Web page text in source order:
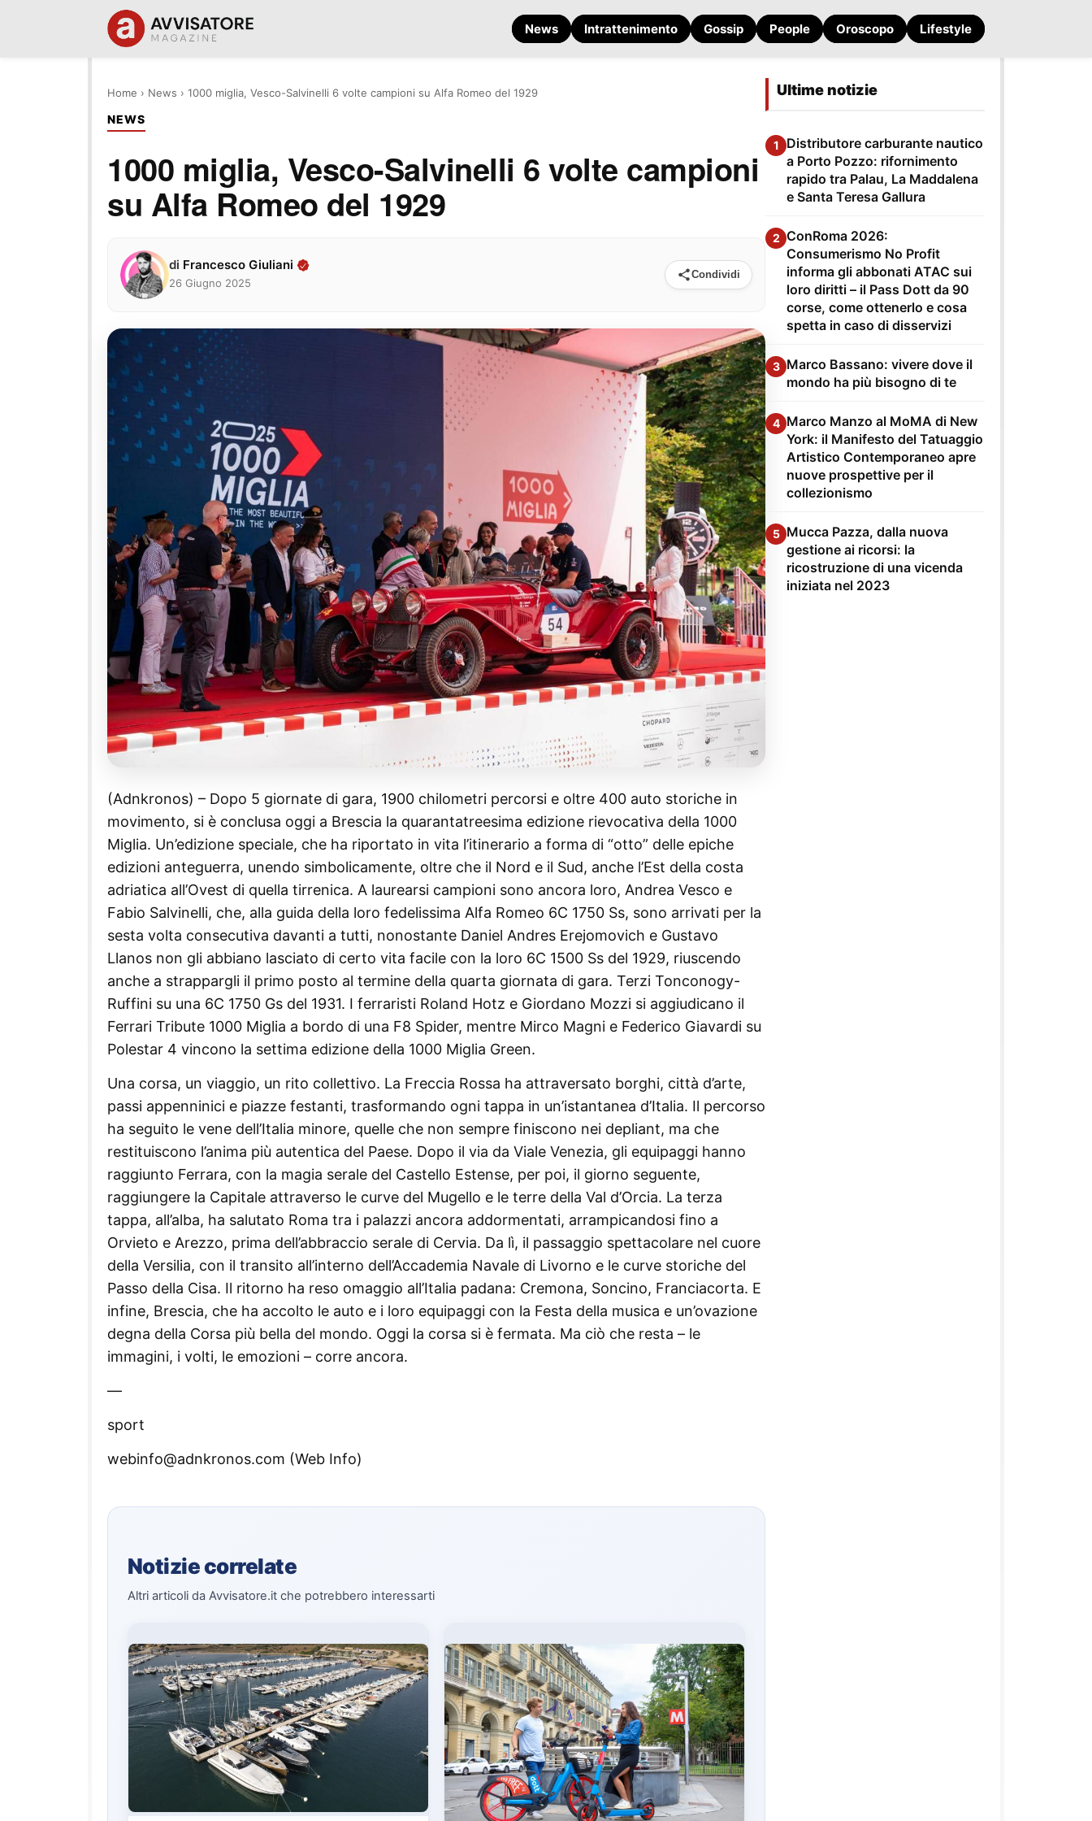
News Intrattenimento Gossip People Oroscopo Lifestyle
Home › News › 1000 miglia, Vesco-Salvinelli 6 volte campioni su Alfa Romeo del 1929
NEWS
1000 miglia, Vesco-Salvinelli 6 volte campioni
su Alfa Romeo del 1929
di Francesco Giuliani
26 Giugno 2025
Condividi
(Adnkronos) – Dopo 5 giornate di gara, 1900 chilometri percorsi e oltre 400 auto storiche in
movimento, si è conclusa oggi a Brescia la quarantatreesima edizione rievocativa della 1000
Miglia. Un’edizione speciale, che ha riportato in vita l’itinerario a forma di “otto” delle epiche
edizioni anteguerra, unendo simbolicamente, oltre che il Nord e il Sud, anche l’Est della costa
adriatica all’Ovest di quella tirrenica. A laurearsi campioni sono ancora loro, Andrea Vesco e
Fabio Salvinelli, che, alla guida della loro fedelissima Alfa Romeo 6C 1750 Ss, sono arrivati per la
sesta volta consecutiva davanti a tutti, nonostante Daniel Andres Erejomovich e Gustavo
Llanos non gli abbiano lasciato di certo vita facile con la loro 6C 1500 Ss del 1929, riuscendo
anche a strappargli il primo posto al termine della quarta giornata di gara. Terzi Tonconogy-
Ruffini su una 6C 1750 Gs del 1931. I ferraristi Roland Hotz e Giordano Mozzi si aggiudicano il
Ferrari Tribute 1000 Miglia a bordo di una F8 Spider, mentre Mirco Magni e Federico Giavardi su
Polestar 4 vincono la settima edizione della 1000 Miglia Green.
Una corsa, un viaggio, un rito collettivo. La Freccia Rossa ha attraversato borghi, città d’arte,
passi appenninici e piazze festanti, trasformando ogni tappa in un’istantanea d’Italia. Il percorso
ha seguito le vene dell’Italia minore, quelle che non sempre finiscono nei depliant, ma che
restituiscono l’anima più autentica del Paese. Dopo il via da Viale Venezia, gli equipaggi hanno
raggiunto Ferrara, con la magia serale del Castello Estense, per poi, il giorno seguente,
raggiungere la Capitale attraverso le curve del Mugello e le terre della Val d’Orcia. La terza
tappa, all’alba, ha salutato Roma tra i palazzi ancora addormentati, arrampicandosi fino a
Orvieto e Arezzo, prima dell’abbraccio serale di Cervia. Da lì, il passaggio spettacolare nel cuore
della Versilia, con il transito all’interno dell’Accademia Navale di Livorno e le curve storiche del
Passo della Cisa. Il ritorno ha reso omaggio all’Italia padana: Cremona, Soncino, Franciacorta. E
infine, Brescia, che ha accolto le auto e i loro equipaggi con la Festa della musica e un’ovazione
degna della Corsa più bella del mondo. Oggi la corsa si è fermata. Ma ciò che resta – le
immagini, i volti, le emozioni – corre ancora.
—
sport
webinfo@adnkronos.com (Web Info)
Notizie correlate
Altri articoli da Avvisatore.it che potrebbero interessarti
Ultime notizie
1
Distributore carburante nautico
a Porto Pozzo: rifornimento
rapido tra Palau, La Maddalena
e Santa Teresa Gallura
2 ConRoma 2026:
Consumerismo No Profit
informa gli abbonati ATAC sui
loro diritti – il Pass Dott da 90
corse, come ottenerlo e cosa
spetta in caso di disservizi
3 Marco Bassano: vivere dove il
mondo ha più bisogno di te
4 Marco Manzo al MoMA di New
York: il Manifesto del Tatuaggio
Artistico Contemporaneo apre
nuove prospettive per il
collezionismo
5 Mucca Pazza, dalla nuova
gestione ai ricorsi: la
ricostruzione di una vicenda
iniziata nel 2023